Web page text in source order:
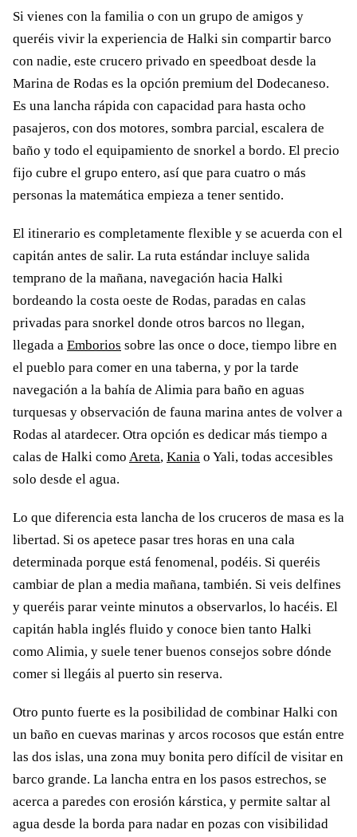
Si vienes con la familia o con un grupo de amigos y
queréis vivir la experiencia de Halki sin compartir barco
con nadie, este crucero privado en speedboat desde la
Marina de Rodas es la opción premium del Dodecaneso.
Es una lancha rápida con capacidad para hasta ocho
pasajeros, con dos motores, sombra parcial, escalera de
baño y todo el equipamiento de snorkel a bordo. El precio
fijo cubre el grupo entero, así que para cuatro o más
personas la matemática empieza a tener sentido.
El itinerario es completamente flexible y se acuerda con el
capitán antes de salir. La ruta estándar incluye salida
temprano de la mañana, navegación hacia Halki
bordeando la costa oeste de Rodas, paradas en calas
privadas para snorkel donde otros barcos no llegan,
llegada a Emborios sobre las once o doce, tiempo libre en
el pueblo para comer en una taberna, y por la tarde
navegación a la bahía de Alimia para baño en aguas
turquesas y observación de fauna marina antes de volver a
Rodas al atardecer. Otra opción es dedicar más tiempo a
calas de Halki como Areta, Kania o Yali, todas accesibles
solo desde el agua.
Lo que diferencia esta lancha de los cruceros de masa es la
libertad. Si os apetece pasar tres horas en una cala
determinada porque está fenomenal, podéis. Si queréis
cambiar de plan a media mañana, también. Si veis delfines
y queréis parar veinte minutos a observarlos, lo hacéis. El
capitán habla inglés fluido y conoce bien tanto Halki
como Alimia, y suele tener buenos consejos sobre dónde
comer si llegáis al puerto sin reserva.
Otro punto fuerte es la posibilidad de combinar Halki con
un baño en cuevas marinas y arcos rocosos que están entre
las dos islas, una zona muy bonita pero difícil de visitar en
barco grande. La lancha entra en los pasos estrechos, se
acerca a paredes con erosión kárstica, y permite saltar al
agua desde la borda para nadar en pozas con visibilidad